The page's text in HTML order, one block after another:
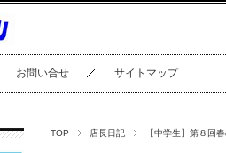
お問い合せ サイトマップ
TOP 店長日記 【中学生】第８回